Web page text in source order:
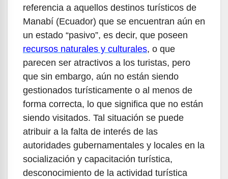
referencia a aquellos destinos turísticos de
Manabí (Ecuador) que se encuentran aún en
un estado “pasivo”, es decir, que poseen
recursos naturales y culturales, o que
parecen ser atractivos a los turistas, pero
que sin embargo, aún no están siendo
gestionados turísticamente o al menos de
forma correcta, lo que significa que no están
siendo visitados. Tal situación se puede
atribuir a la falta de interés de las
autoridades gubernamentales y locales en la
socialización y capacitación turística,
desconocimiento de la actividad turística